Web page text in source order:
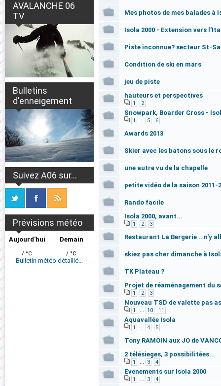
AVALANCHE 06
TV
Bulletins
d'enneigement
Suivez A06 sur...
Prévisions météo
Aujourd'hui
/ °C
Demain
/ °C
Bulletin météo détaillé...
Mes photos de mes balades à
Isola 2000 - Extension vers
Piste inconnue? secteur St-
Condition de ski en mars
jeu de piste
hauteurs et perspectives
1 2
Snowpark, Boarder Cross -
1 ... 5 6
Awards 2013
Skier avec les batons sous le
une autre vu de la chapelle
petite vidéo de la saison 2011-
Rando facile
Isola 2000, avant...
1 2 3
Restaurant La Bergerie .. n'y
skiez pas cher dimanche à
TK Plateau ?
Projet de réaménagement du
1 2 3
Nouveau TSD de valette pas
1 ... 10 11
Aquavallée Isola
1 ... 4 5
Tony RAMOIN aux JO de
2 télésieges, 3 possibilitées...
1 ... 3 4
Evenements sur Isola 2000
1 ... 3 4